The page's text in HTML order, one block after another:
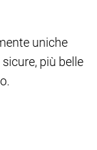
uniche
più belle